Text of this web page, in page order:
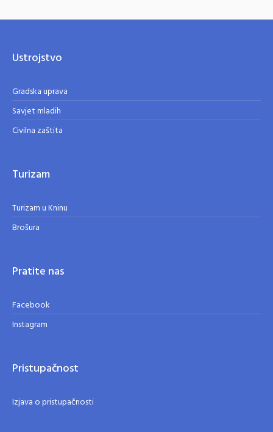
Ustrojstvo
Gradska uprava
Savjet mladih
Civilna zaštita
Turizam
Turizam u Kninu
Brošura
Pratite nas
Facebook
Instagram
Pristupačnost
Izjava o pristupačnosti